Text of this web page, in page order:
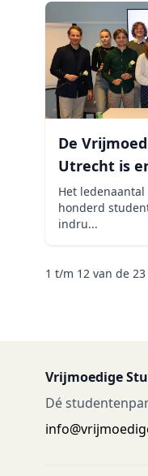
De
Utrecht is
Het
honderd
indru...
1 t/m 12 van de 23
Vrijmoedige
Dé